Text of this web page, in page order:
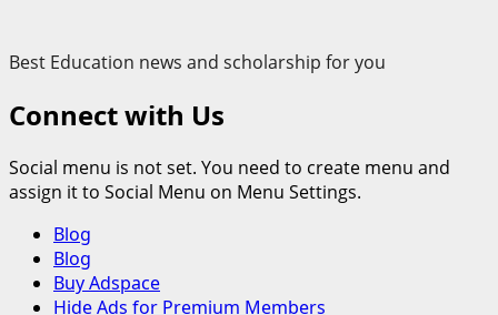
Best Education news and scholarship for you
Connect with Us
Social menu is not set. You need to create menu and
assign it to Social Menu on Menu Settings.
Primary
Menu
Blog
Blog
Buy Adspace
Hide Ads for Premium Members